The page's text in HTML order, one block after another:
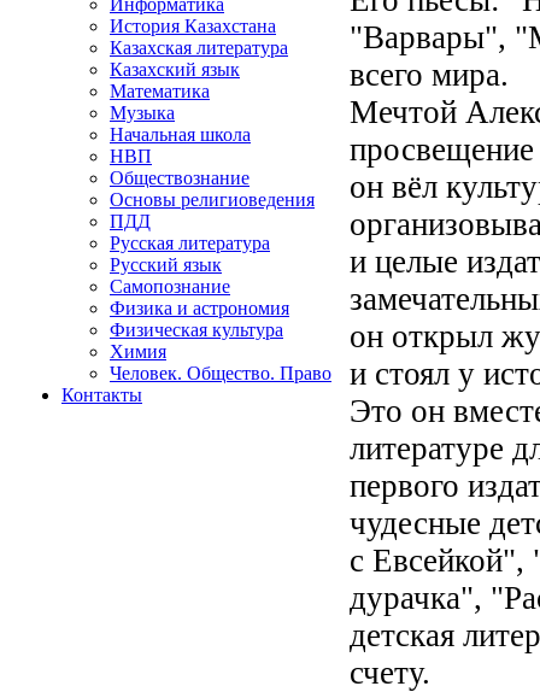
Информатика
История Казахстана
Казахская литература
Казахский язык
Математика
Музыка
Начальная школа
НВП
Обществознание
Основы религиоведения
ПДД
Русская литература
Русский язык
Самопознание
Физика и астрономия
Физическая культура
Химия
Человек. Общество. Право
Контакты
"Варвары",
всего мира.
Мечтой
просвещение
он вёл
и целые
он открыл
и стоял у
Это он
литературе
первого
чудесные
с
дурачка",
детская
счету.